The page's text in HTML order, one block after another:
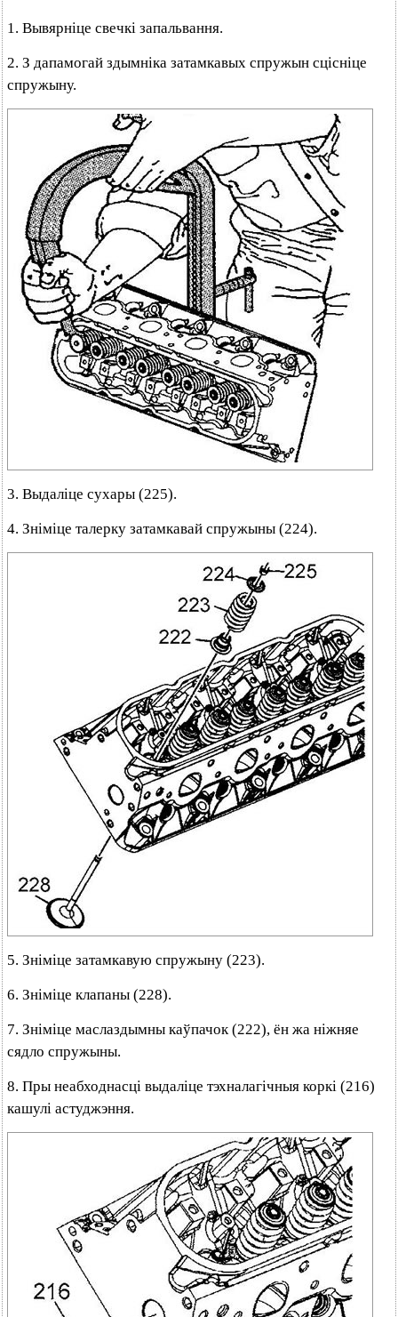
1. Вывярніце свечкі запальвання.
2. З дапамогай здымніка затамкавых спружын сцісніце
спружыну.
3. Выдаліце сухары (225).
4. Зніміце талерку затамкавай спружыны (224).
5. Зніміце затамкавую спружыну (223).
6. Зніміце клапаны (228).
7. Зніміце маслаздымны каўпачок (222), ён жа ніжняе
сядло спружыны.
8. Пры неабходнасці выдаліце тэхналагічныя коркі (216)
кашулі астуджэння.